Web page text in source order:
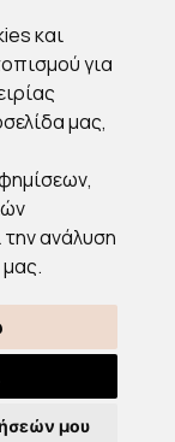
και
για
μας,
ανάλυση
μου
|